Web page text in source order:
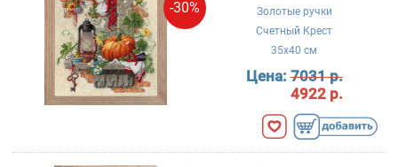
-30%
Золотые ручки
Счетный Крест
35x40 см
Цена:7031 р.
4922 р.